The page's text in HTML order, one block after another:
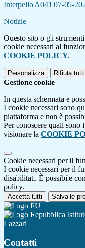
Interpello A041 07-05-
Notizie
Questo sito o gli
cookie necessari al
COOKIE POLICY.
Personalizza Rifiuta tutti
Gestione cookie
In questa schermata è
I cookie necessari sono
piattaforma e non è
Per conoscere quali sono
visionare la COOKIE
Cookie necessari per il
I cookie necessari per il
disabilitati. È possibile
policy.
Accetta tutti Salva le
Lazzari
Contatti